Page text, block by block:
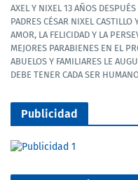
AXEL Y NIXEL 13 AÑOS
PADRES CÉSAR NIXEL
AMOR, LA FELICIDAD Y LA
MEJORES PARABIENES EN EL
ABUELOS Y FAMILIARES LE
DEBE TENER CADA SER
Publicidad